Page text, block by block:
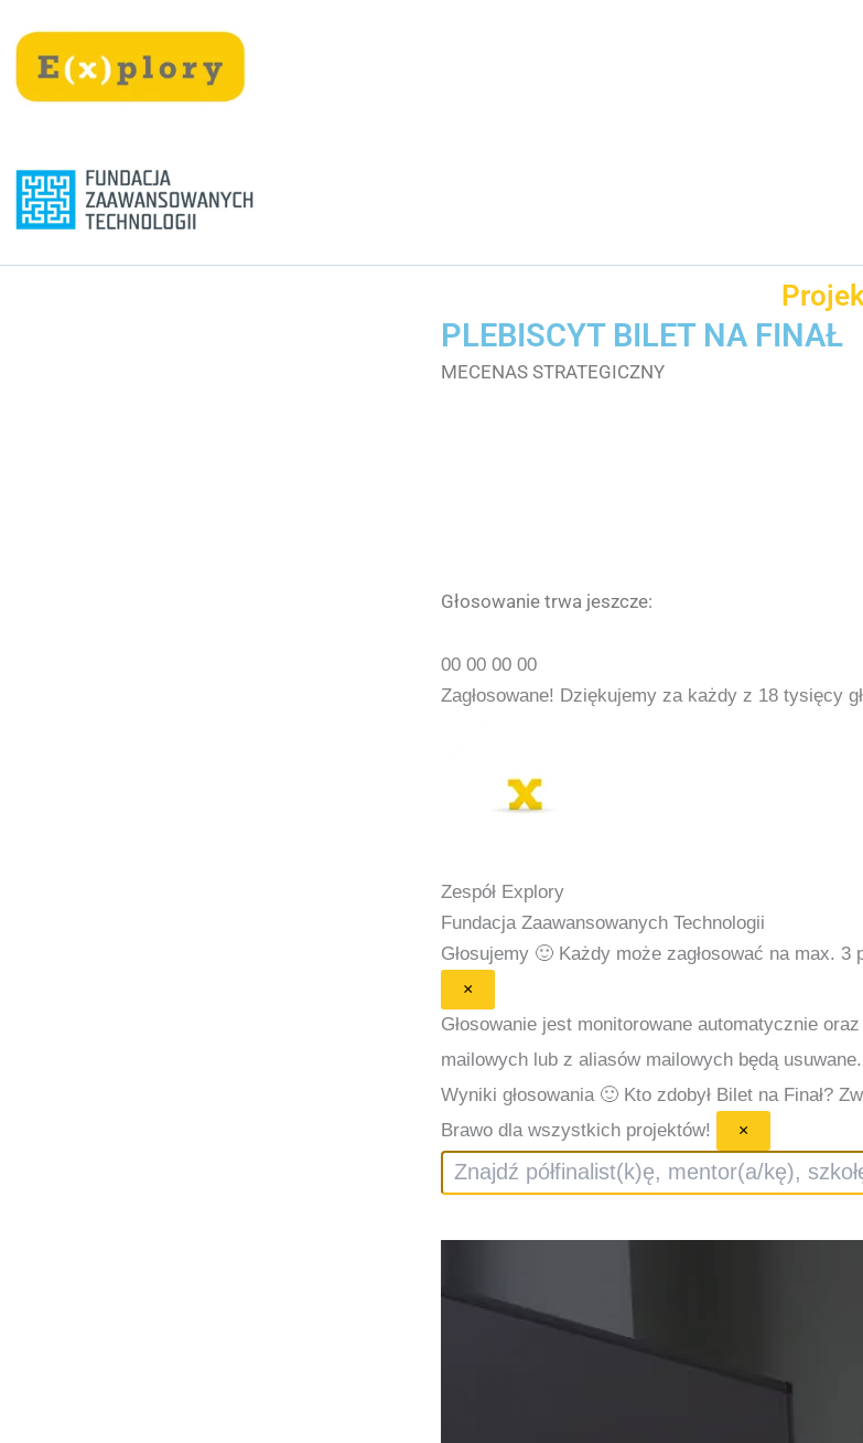
treści
do
treści
PLEBISCYT BILET NA FINAŁ
MECENAS STRATEGICZNY
Głosowanie trwa jeszcze:
00 00 00 00
Zagłosowane! Dziękujemy za każdy z 18 tysięcy
Zespół Explory
Fundacja Zaawansowanych Technologii
Głosujemy 🙂 Każdy może zagłosować na max.
×
Głosowanie jest monitorowane automatycznie
mailowych lub z aliasów mailowych będą usuwane.
Wyniki głosowania 🙂 Kto zdobył Bilet na Finał?
Brawo dla wszystkich projektów!
×
Szukaj